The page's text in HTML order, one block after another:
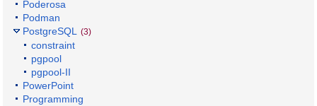
Poderosa
Podman
PostgreSQL (3)
constraint
pgpool
pgpool-II
PowerPoint
Programming